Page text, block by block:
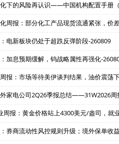
下的风险再认识——中国机构配置手册
周报：部分化工产品现货流通紧张，价
电新板块仍处于超跌反弹阶段-260809
加息预期缓解，钨战略属性再强化-
报：市场等待美伊谈判结果，油价震荡
家电公司2Q26季报总结——31W2026周
周报：黄金价格站上4300美元/盎司，就
券商流动性风控规则升级；境外保单收